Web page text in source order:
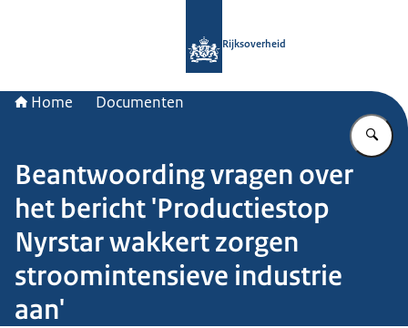
Rijksoverheid
Home Documenten
Beantwoording vragen over
het bericht 'Productiestop
Nyrstar wakkert zorgen
stroomintensieve industrie
aan'